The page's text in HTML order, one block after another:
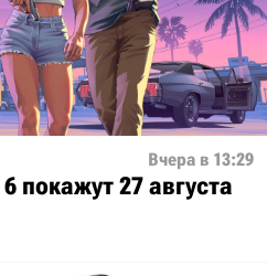
Вчера в 13:29
покажут 27 августа